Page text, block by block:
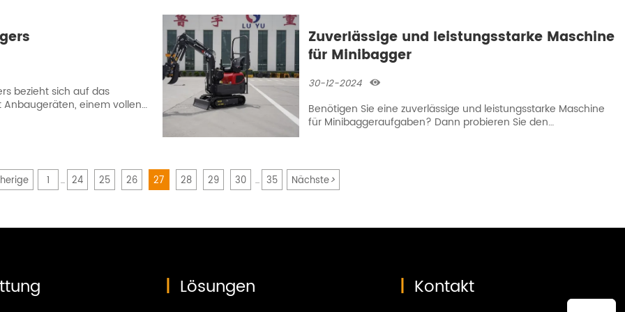
sowie über 200.000
der Ausstellung teil. Die
Ansammlung von
bezieht sich auf das
einem vollen
Zuverlässige und leistungsstarke Maschine
für Minibagger
30-12-2024 
Benötigen Sie eine zuverlässige und leistungsstarke Maschine
für Minibaggeraufgaben? Dann probieren Sie den
1 ... 24 25 26 27 28 29 30 ... 35 Nächste>
| Lösungen | Kontakt